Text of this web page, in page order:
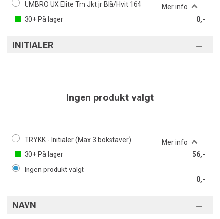
UMBRO UX Elite Trn Jkt jr Blå/Hvit 164
Mer info
30+ På lager 0,-
INITIALER
Ingen produkt valgt
TRYKK - Initialer (Max 3 bokstaver)
Mer info
30+ På lager
56,-
Ingen produkt valgt
0,-
NAVN